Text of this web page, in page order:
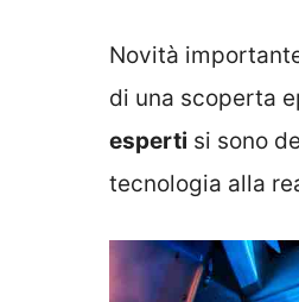
Novità
di una scoperta
esperti si sono
tecnologia alla